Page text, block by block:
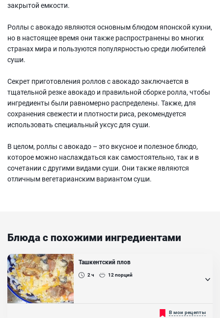
закрытой емкости.
Роллы с авокадо являются основным блюдом японской кухни,
но в настоящее время они также распространены во многих
странах мира и пользуются популярностью среди любителей
суши.
Секрет приготовления роллов с авокадо заключается в
тщательной резке авокадо и правильной сборке ролла, чтобы
ингредиенты были равномерно распределены. Также, для
сохранения свежести и плотности риса, рекомендуется
использовать специальный уксус для суши.
В целом, роллы с авокадо – это вкусное и полезное блюдо,
которое можно наслаждаться как самостоятельно, так и в
сочетании с другими видами суши. Они также являются
отличным вегетарианским вариантом суши.
Блюда с похожими ингредиентами
Ташкентский плов
2 ч 12порций
Обожаю настоящий узбекский плов! Правда всегда путаюсь в его
В мои рецепты